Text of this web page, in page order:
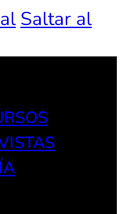
Saltar al